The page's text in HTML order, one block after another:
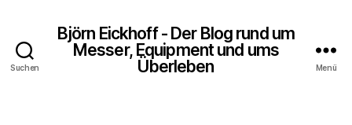
Suchen
Björn Eickhoff - Der Blog rund um
Messer, Equipment und ums
Überleben
Menü